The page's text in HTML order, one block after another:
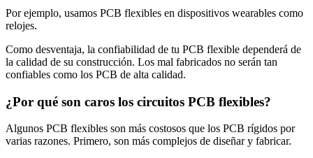
Por ejemplo, usamos PCB flexibles en dispositivos wearables como
relojes.
Como desventaja, la confiabilidad de tu PCB flexible dependerá de
la calidad de su construcción. Los mal fabricados no serán tan
confiables como los PCB de alta calidad.
¿Por qué son caros los circuitos PCB flexibles?
Algunos PCB flexibles son más costosos que los PCB rígidos por
varias razones. Primero, son más complejos de diseñar y fabricar.